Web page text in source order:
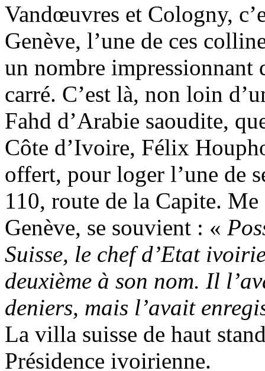
Vandœuvres et Cologny,
Genève, l’une de ces
un nombre
carré. C’est là, non loin
Fahd d’Arabie saoudite,
Côte d’Ivoire, Félix
offert, pour loger l’une de
110, route de la Capite.
Genève, se souvient : «
Suisse, le chef d’Etat
deuxième à son nom. Il
deniers, mais l’avait
La villa suisse de haut
Présidence ivoirienne.